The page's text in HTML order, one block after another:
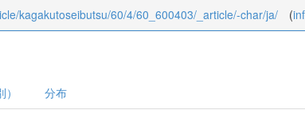
kagakutoseibutsu/60/4/60_600403/_article/-char/ja/ (
分布